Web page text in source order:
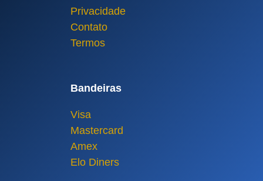
Privacidade
Contato
Termos
Bandeiras
Visa
Mastercard
Amex
Elo Diners